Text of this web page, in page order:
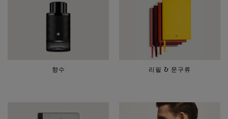
향수 리필 & 문구류